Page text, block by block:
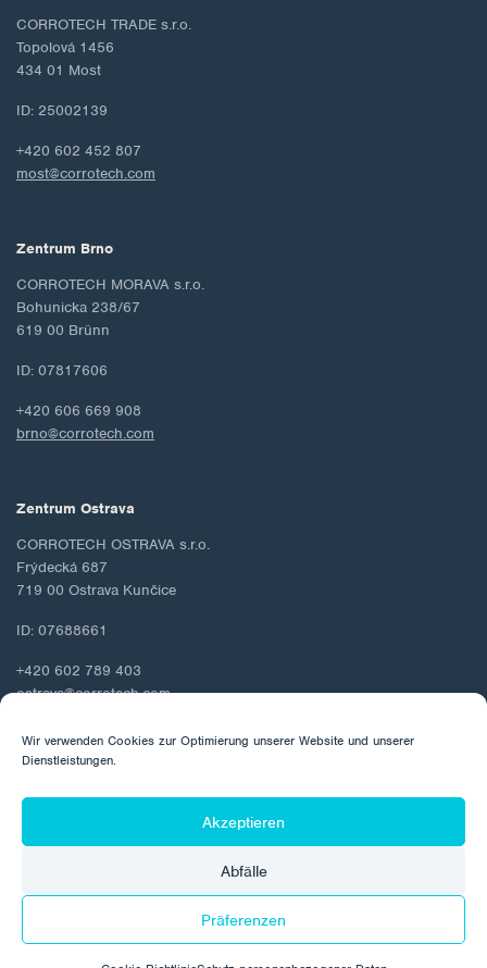
Wir verwenden Cookies zur Optimierung unserer Website und unserer
Dienstleistungen.
Akzeptieren
Abfälle
Präferenzen
CORROTECH TRADE s.r.o.
Topolová 1456
434 01 Most
ID: 25002139
+420 602 452 807
most@corrotech.com
Zentrum Brno
CORROTECH MORAVA s.r.o.
Bohunicka 238/67
619 00 Brünn
ID: 07817606
+420 606 669 908
brno@corrotech.com
Zentrum Ostrava
CORROTECH OSTRAVA s.r.o.
Frýdecká 687
719 00 Ostrava Kunčice
ID: 07688661
+420 602 789 403
ostrava@corrotech.com
© 2026 Corrotech